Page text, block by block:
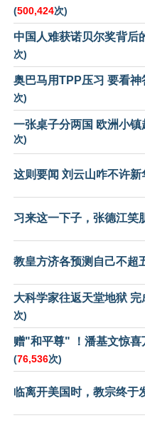
(500,424次)
中国人难获诺贝尔奖背后
次)
奥巴马用TPP压习 要看神
次)
一张桌子分两国 欧洲小镇
次)
这则要闻 刘云山咋不许新
习来这一下子，张德江笑
教皇方济各预测自己不超
大科学家往返天堂地狱 完
次)
赠"和平尊" ！潘基文惊喜
(76,536次)
临离开美国时，教宗终于